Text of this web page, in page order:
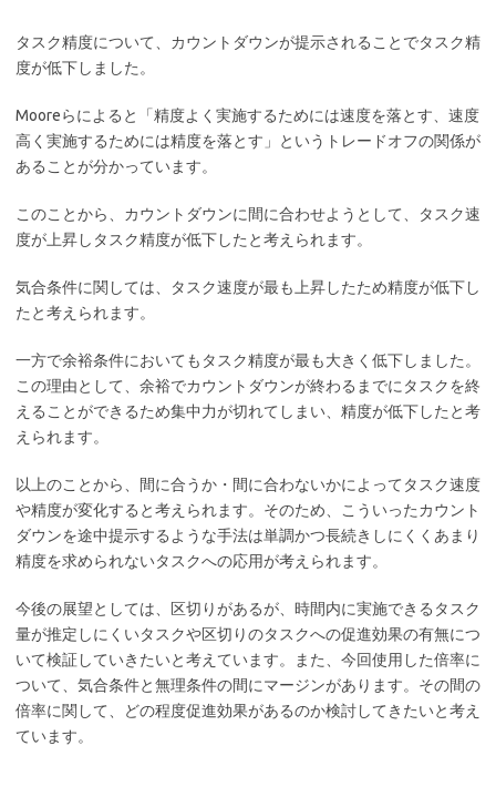
タスク精度について、カウントダウンが提示されることでタスク精
度が低下しました。
Mooreらによると「精度よく実施するためには速度を落とす、速度
高く実施するためには精度を落とす」というトレードオフの関係が
あることが分かっています。
このことから、カウントダウンに間に合わせようとして、タスク速
度が上昇しタスク精度が低下したと考えられます。
気合条件に関しては、タスク速度が最も上昇したため精度が低下し
たと考えられます。
一方で余裕条件においてもタスク精度が最も大きく低下しました。
この理由として、余裕でカウントダウンが終わるまでにタスクを終
えることができるため集中力が切れてしまい、精度が低下したと考
えられます。
以上のことから、間に合うか・間に合わないかによってタスク速度
や精度が変化すると考えられます。そのため、こういったカウント
ダウンを途中提示するような手法は単調かつ長続きしにくくあまり
精度を求められないタスクへの応用が考えられます。
今後の展望としては、区切りがあるが、時間内に実施できるタスク
量が推定しにくいタスクや区切りのタスクへの促進効果の有無につ
いて検証していきたいと考えています。また、今回使用した倍率に
ついて、気合条件と無理条件の間にマージンがあります。その間の
倍率に関して、どの程度促進効果があるのか検討してきたいと考え
ています。